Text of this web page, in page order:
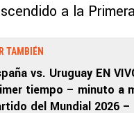
a la
TAMBIÉN
vs. Uruguay EN
tiempo – minuto a
del Mundial 2026 –